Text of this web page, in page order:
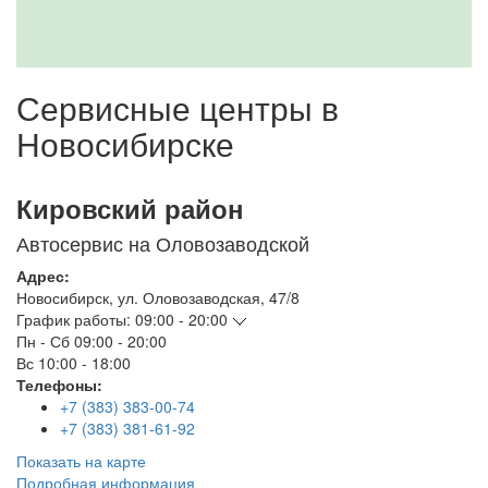
Сервисные центры в
Новосибирске
Кировский район
Автосервис на Оловозаводской
Адрес:
Новосибирск, ул. Оловозаводская, 47/8
График работы: 09:00 - 20:00
Пн - Сб 09:00 - 20:00
Вс 10:00 - 18:00
Телефоны:
+7 (383) 383-00-74
+7 (383) 381-61-92
Показать на карте
Подробная информация